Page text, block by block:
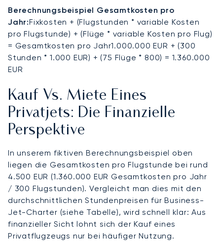
Berechnungsbeispiel Gesamtkosten pro
Jahr:Fixkosten + (Flugstunden * variable Kosten
pro Flugstunde) + (Flüge * variable Kosten pro Flug)
= Gesamtkosten pro Jahr1.000.000 EUR + (300
Stunden * 1.000 EUR) + (75 Flüge * 800) = 1.360.000
EUR
Kauf Vs. Miete Eines
Privatjets: Die Finanzielle
Perspektive
In unserem fiktiven Berechnungsbeispiel oben
liegen die Gesamtkosten pro Flugstunde bei rund
4.500 EUR (1.360.000 EUR Gesamtkosten pro Jahr
/ 300 Flugstunden). Vergleicht man dies mit den
durchschnittlichen Stundenpreisen für Business-
Jet-Charter (siehe Tabelle), wird schnell klar: Aus
finanzieller Sicht lohnt sich der Kauf eines
Privatflugzeugs nur bei häufiger Nutzung.